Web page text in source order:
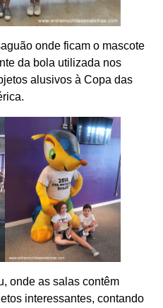
onde ficam o mascote
da bola utilizada nos
alusivos à Copa das
onde as salas contêm
interessantes, contando